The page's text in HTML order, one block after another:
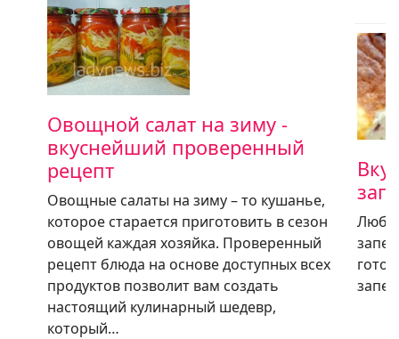
Овощной салат на зиму -
вкуснейший проверенный
рецепт
Овощные салаты на зиму – то кушанье,
которое старается приготовить в сезон
овощей каждая хозяйка. Проверенный
рецепт блюда на основе доступных всех
продуктов позволит вам создать
настоящий кулинарный шедевр,
который…